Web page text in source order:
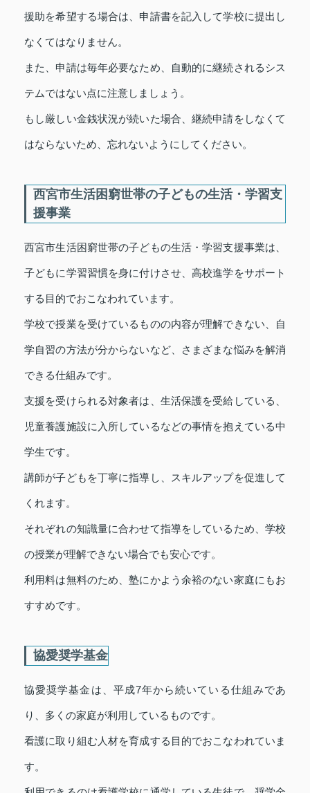
援助を希望する場合は、申請書を記入して学校に提出し
なくてはなりません。
また、申請は毎年必要なため、自動的に継続されるシス
テムではない点に注意しましょう。
もし厳しい金銭状況が続いた場合、継続申請をしなくて
はならないため、忘れないようにしてください。
西宮市生活困窮世帯の子どもの生活・学習支
援事業
西宮市生活困窮世帯の子どもの生活・学習支援事業は、
子どもに学習習慣を身に付けさせ、高校進学をサポート
する目的でおこなわれています。
学校で授業を受けているものの内容が理解できない、自
学自習の方法が分からないなど、さまざまな悩みを解消
できる仕組みです。
支援を受けられる対象者は、生活保護を受給している、
児童養護施設に入所しているなどの事情を抱えている中
学生です。
講師が子どもを丁寧に指導し、スキルアップを促進して
くれます。
それぞれの知識量に合わせて指導をしているため、学校
の授業が理解できない場合でも安心です。
利用料は無料のため、塾にかよう余裕のない家庭にもお
すすめです。
協愛奨学基金
協愛奨学基金は、平成7年から続いている仕組みであ
り、多くの家庭が利用しているものです。
看護に取り組む人材を育成する目的でおこなわれていま
す。